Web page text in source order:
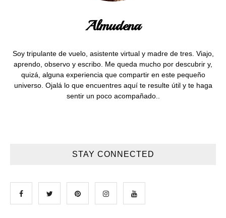
Almudena
Soy tripulante de vuelo, asistente virtual y madre de tres. Viajo,
aprendo, observo y escribo. Me queda mucho por descubrir y,
quizá, alguna experiencia que compartir en este pequeño
universo. Ojalá lo que encuentres aquí te resulte útil y te haga
sentir un poco acompañado..
STAY CONNECTED